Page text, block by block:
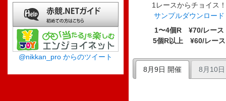
@nikkan_pro からのツイート
1レースからチョイス！
サンプルダウンロード
1〜4個R ¥70/レース
5個R以上 ¥60/レース
8月9日 開催 8月10